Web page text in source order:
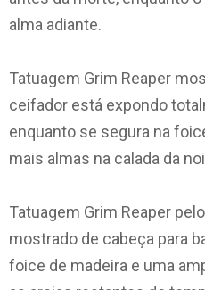
alma adiante.
Tatuagem Grim Reaper
ceifador está expondo
enquanto se segura na
mais almas na calada da
Tatuagem Grim Reaper
mostrado de cabeça para
foice de madeira e uma